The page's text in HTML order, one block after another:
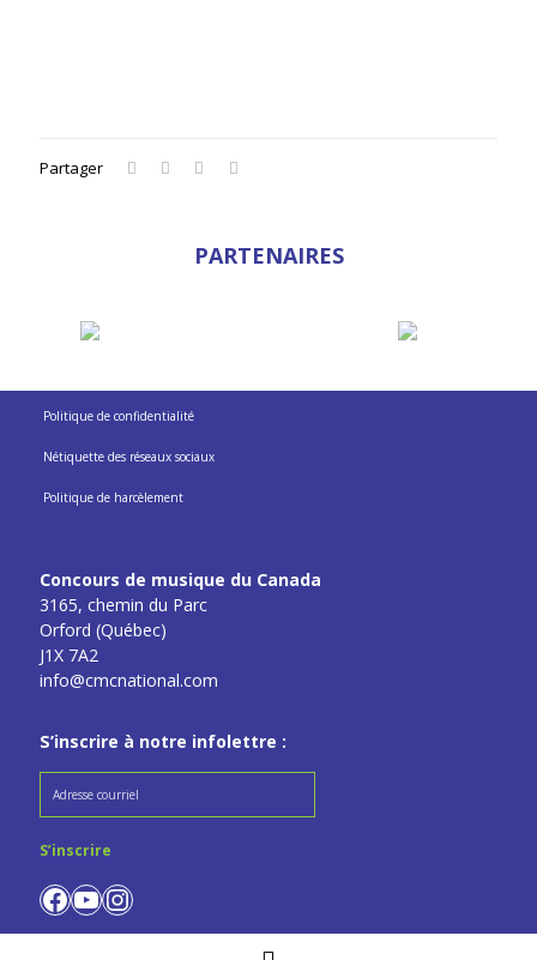
Partager
PARTENAIRES
Politique de confidentialité
Nétiquette des réseaux sociaux
Politique de harcèlement
Concours de musique du Canada
3165, chemin du Parc
Orford (Québec)
J1X 7A2
info@cmcnational.com
S’inscrire à notre infolettre :
Facebook
YouTube
Instagram